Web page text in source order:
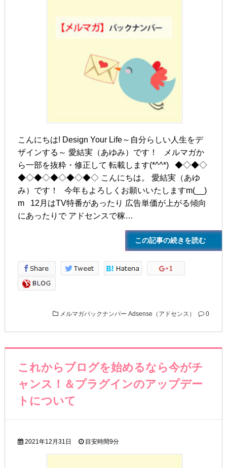
こんにちは! Design Your Life～自分らしい人生をデ
ザインする～ 愛結実（あゆみ）です！ メルマガか
ら一部を抜粋・修正して 転載します(*^^*) ◆◇◆◇
◆◇◆◇◆◇◆◇◆◇ こんにちは。 愛結実（あゆ
み）です！ 今年もよろしくお願いいたしますm(__)
m ㅤ ㅤ 12月はTV特番があったり 広告単価が上がる傾向
にあったりで アドセンスで稼…
この記事の続きを読む
メルマガバックナンバー Adsense（アドセンス） 0
これからブログを始めるなら今がチ
ャンス！＆プラグインのアップデー
トについて
2021年12月31日 目安時間9分